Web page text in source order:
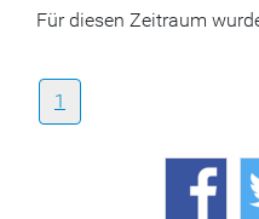
Für diesen Zeitraum
1